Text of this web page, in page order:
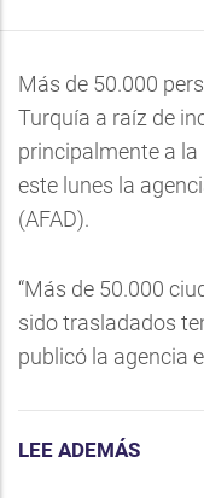
Más de 50.000
Turquía a raíz de
principalmente a
este lunes la
(AFAD).
“Más de 50.000
sido trasladados
publicó la agencia
LEE ADEMÁS